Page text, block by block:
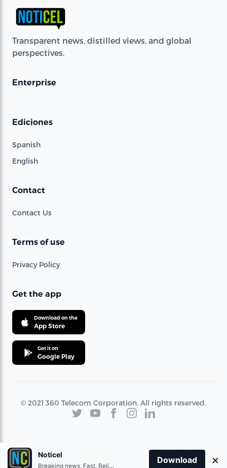
Transparent news, distilled views, and global
perspectives.
Enterprise
Ediciones
Spanish
English
Contact
Contact Us
Terms of use
Privacy Policy
Get the app
Download on the
App Store
Get it on
Google Play
© 2021 360 Telecom Corporation. All rights reserved.
Noticel
Breaking news. Fast. Reliable.
Download ×